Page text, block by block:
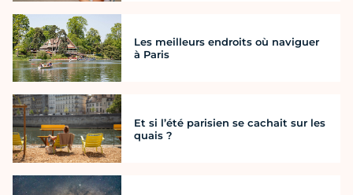
Les meilleurs endroits où naviguer
à Paris
Et si l’été parisien se cachait sur les
quais ?